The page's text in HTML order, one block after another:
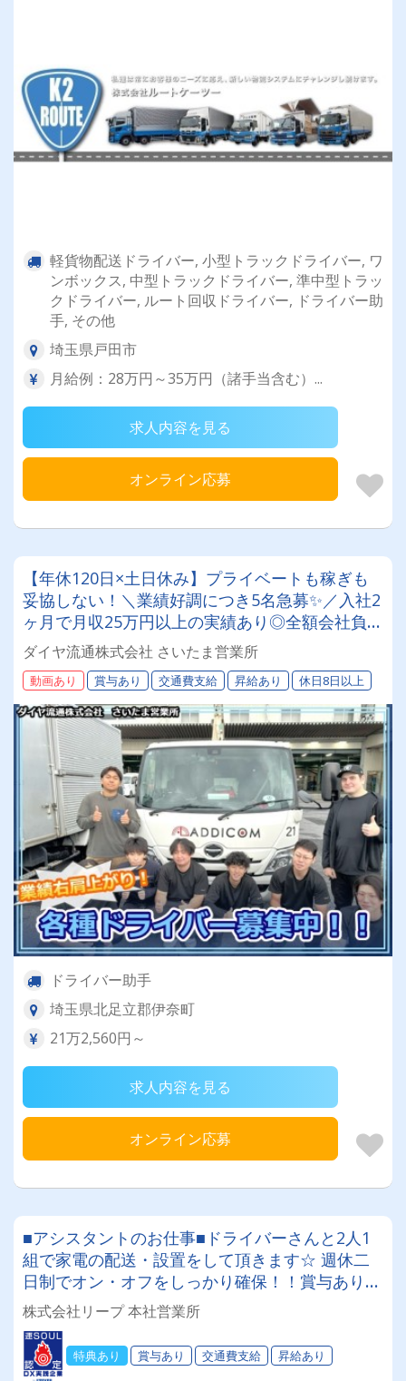
軽貨物配送ドライバー, 小型トラックドライバー, ワ
ンボックス, 中型トラックドライバー, 準中型トラッ
クドライバー, ルート回収ドライバー, ドライバー助
手, その他
埼玉県戸田市
月給例：28万円～35万円（諸手当含む）...
求人内容を見る
オンライン応募
【年休120日×土日休み】プライベートも稼ぎも
妥協しない！＼業績好調につき5名急募✨／入社2
ヶ月で月収25万円以上の実績あり◎全額会社負担
の資格支援でトラックデビューも徹底サポート★
若手からシニアまで未経験でも安心して活躍でき
る環境です
ダイヤ流通株式会社 さいたま営業所
動画あり 賞与あり 交通費支給 昇給あり 休日8日以上
ドライバー助手
埼玉県北足立郡伊奈町
21万2,560円～
求人内容を見る
オンライン応募
■アシスタントのお仕事■ドライバーさんと2人1
組で家電の配送・設置をして頂きます☆ 週休二
日制でオン・オフをしっかり確保！！賞与あり・
昇給あり・交通費一部支給!!リープ独自の嬉しい
待遇多数！ご家族からも「嬉しい」声をいただい
ています！◎入社祝い金あり◎保養所あり◎全額
会社負担の資格取得支援制度・医療保険あり
株式会社リープ 本社営業所
特典あり 賞与あり 交通費支給 昇給あり